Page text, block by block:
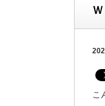
こ